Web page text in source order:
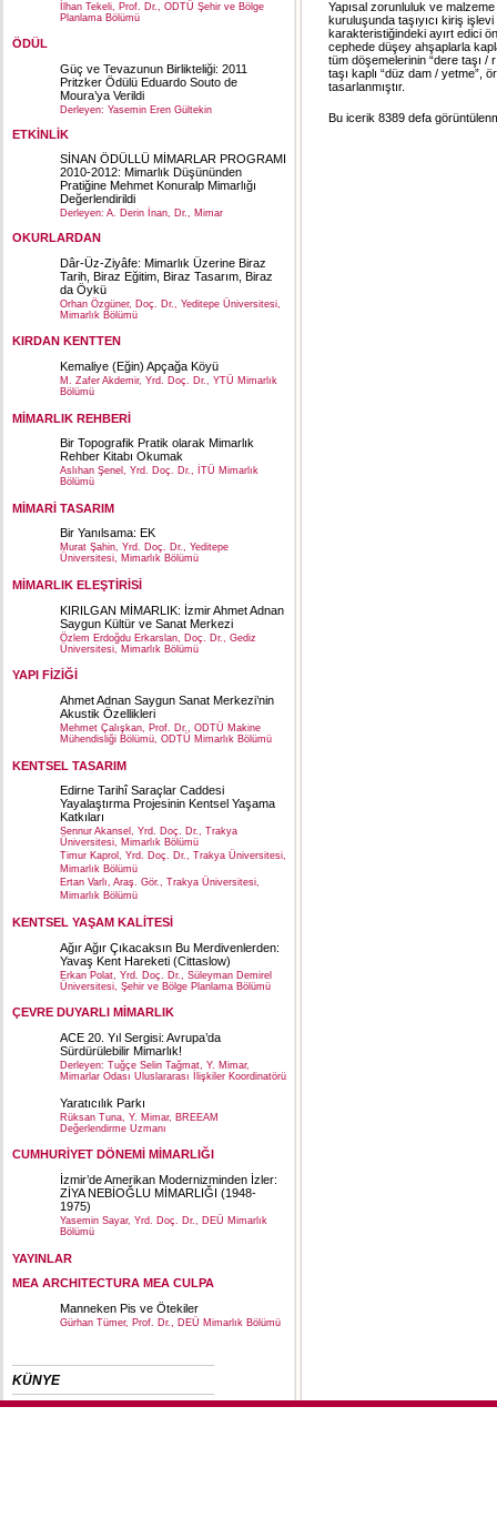
İlhan Tekeli, Prof. Dr., ODTÜ Şehir ve Bölge
Planlama Bölümü
ÖDÜL
Güç ve Tevazunun Birlikteliği: 2011
Pritzker Ödülü Eduardo Souto de
Moura’ya Verildi
Derleyen: Yasemin Eren Gültekin
ETKİNLİK
SİNAN ÖDÜLLÜ MİMARLAR PROGRAMI
2010-2012: Mimarlık Düşününden
Pratiğine Mehmet Konuralp Mimarlığı
Değerlendirildi
Derleyen: A. Derin İnan, Dr., Mimar
OKURLARDAN
Dâr-Üz-Ziyâfe: Mimarlık Üzerine Biraz
Tarih, Biraz Eğitim, Biraz Tasarım, Biraz
da Öykü
Orhan Özgüner, Doç. Dr., Yeditepe Üniversitesi,
Mimarlık Bölümü
KIRDAN KENTTEN
Kemaliye (Eğin) Apçağa Köyü
M. Zafer Akdemir, Yrd. Doç. Dr., YTÜ Mimarlık
Bölümü
MİMARLIK REHBERİ
Bir Topografik Pratik olarak Mimarlık
Rehber Kitabı Okumak
Aslıhan Şenel, Yrd. Doç. Dr., İTÜ Mimarlık
Bölümü
MİMARİ TASARIM
Bir Yanılsama: EK
Murat Şahin, Yrd. Doç. Dr., Yeditepe
Üniversitesi, Mimarlık Bölümü
MİMARLIK ELEŞTİRİSİ
KIRILGAN MİMARLIK: İzmir Ahmet Adnan
Saygun Kültür ve Sanat Merkezi
Özlem Erdoğdu Erkarslan, Doç. Dr., Gediz
Üniversitesi, Mimarlık Bölümü
YAPI FİZİĞİ
Ahmet Adnan Saygun Sanat Merkezi’nin
Akustik Özellikleri
Mehmet Çalışkan, Prof. Dr., ODTÜ Makine
Mühendisliği Bölümü, ODTÜ Mimarlık Bölümü
KENTSEL TASARIM
Edirne Tarihî Saraçlar Caddesi
Yayalaştırma Projesinin Kentsel Yaşama
Katkıları
Sennur Akansel, Yrd. Doç. Dr., Trakya
Üniversitesi, Mimarlık Bölümü
Timur Kaprol, Yrd. Doç. Dr., Trakya Üniversitesi,
Mimarlık Bölümü
Ertan Varlı, Araş. Gör., Trakya Üniversitesi,
Mimarlık Bölümü
KENTSEL YAŞAM KALİTESİ
Ağır Ağır Çıkacaksın Bu Merdivenlerden:
Yavaş Kent Hareketi (Cittaslow)
Erkan Polat, Yrd. Doç. Dr., Süleyman Demirel
Üniversitesi, Şehir ve Bölge Planlama Bölümü
ÇEVRE DUYARLI MİMARLIK
ACE 20. Yıl Sergisi: Avrupa’da
Sürdürülebilir Mimarlık!
Derleyen: Tuğçe Selin Tağmat, Y. Mimar,
Mimarlar Odası Uluslararası İlişkiler Koordinatörü
Yaratıcılık Parkı
Rüksan Tuna, Y. Mimar, BREEAM
Değerlendirme Uzmanı
CUMHURİYET DÖNEMİ MİMARLIĞI
İzmir’de Amerikan Modernizminden İzler:
ZİYA NEBİOĞLU MİMARLIĞI (1948-
1975)
Yasemin Sayar, Yrd. Doç. Dr., DEÜ Mimarlık
Bölümü
YAYINLAR
MEA ARCHITECTURA MEA CULPA
Manneken Pis ve Ötekiler
Gürhan Tümer, Prof. Dr., DEÜ Mimarlık Bölümü
KÜNYE
Yapısal zorunluluk ve
kuruluşunda taşıyıcı kiriş
karakteristiğindeki ayırt edici
cephede düşey ahşaplarla
tüm döşemelerinin “dere taşı /
taşı kaplı “düz dam / yetme”,
tasarlanmıştır.
Bu icerik 8389 defa